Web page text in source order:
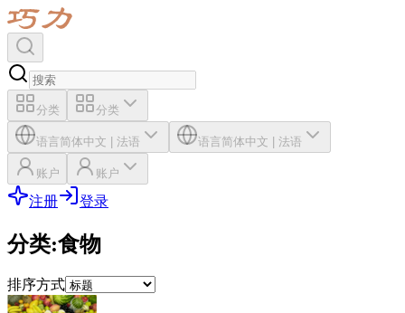
分类 分类
语言简体中文 | 法语 语言简体中文 | 法语
账户 账户
注册 登录
分类:食物
排序方式